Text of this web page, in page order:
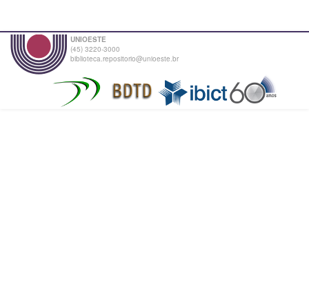
UNIOESTE
(45) 3220-3000
biblioteca.repositorio@unioeste.br